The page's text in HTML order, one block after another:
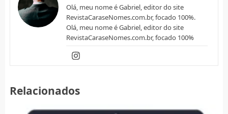
Olá, meu nome é Gabriel, editor do site
RevistaCaraseNomes.com.br, focado 100%.
Olá, meu nome é Gabriel, editor do site
RevistaCaraseNomes.com.br, focado 100%
Relacionados